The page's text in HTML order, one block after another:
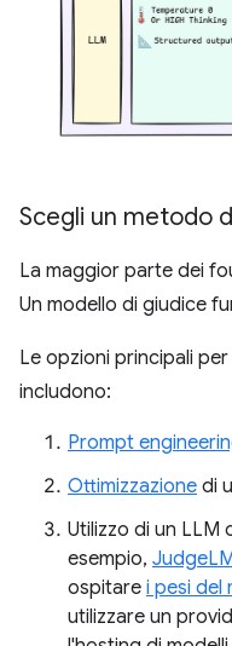
Scegli un metodo
La maggior parte dei
Un modello di giudice
Le opzioni principali
includono:
Prompt
Ottimizzazione di
Utilizzo di un LLM
esempio,
ospitare i pesi del
utilizzare un